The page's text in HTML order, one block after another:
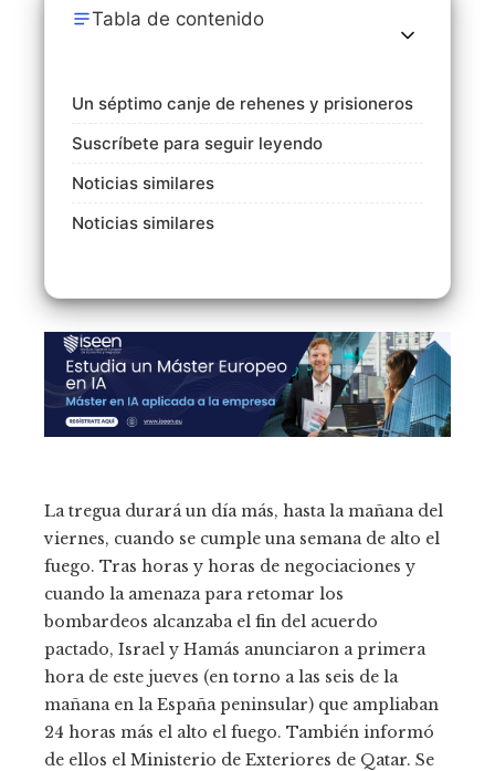
Tabla de contenido
Un séptimo canje de rehenes y prisioneros
Suscríbete para seguir leyendo
Noticias similares
Noticias similares
La tregua durará un día más, hasta la mañana del
viernes, cuando se cumple una semana de alto el
fuego. Tras horas y horas de negociaciones y
cuando la amenaza para retomar los
bombardeos alcanzaba el fin del acuerdo
pactado, Israel y Hamás anunciaron a primera
hora de este jueves (en torno a las seis de la
mañana en la España peninsular) que ampliaban
24 horas más el alto el fuego. También informó
de ellos el Ministerio de Exteriores de Qatar. Se